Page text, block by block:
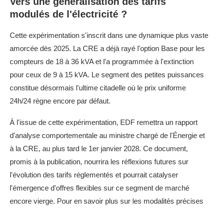
modulés de l'électricité ?
Cette expérimentation s'inscrit dans une dynamique plus vaste
amorcée dès 2025. La CRE a déjà rayé l'option Base pour les
compteurs de 18 à 36 kVA et l'a programmée à l'extinction
pour ceux de 9 à 15 kVA. Le segment des petites puissances
constitue désormais l'ultime citadelle où le prix uniforme
24h/24 règne encore par défaut.
À l'issue de cette expérimentation, EDF remettra un rapport
d'analyse comportementale au ministre chargé de l'Énergie et
à la CRE, au plus tard le 1er janvier 2028. Ce document,
promis à la publication, nourrira les réflexions futures sur
l'évolution des tarifs réglementés et pourrait catalyser
l'émergence d'offres flexibles sur ce segment de marché
encore vierge. Pour en savoir plus sur les modalités précises